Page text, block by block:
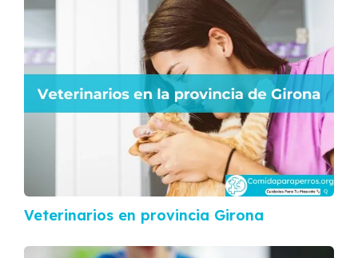
Veterinarios en provincia Girona